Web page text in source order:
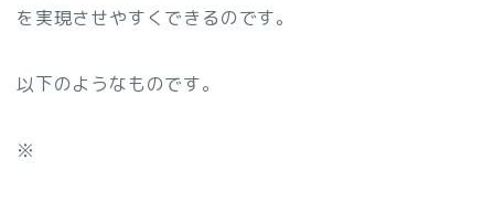
を実現させやすくできるのです。
以下のようなものです。
※